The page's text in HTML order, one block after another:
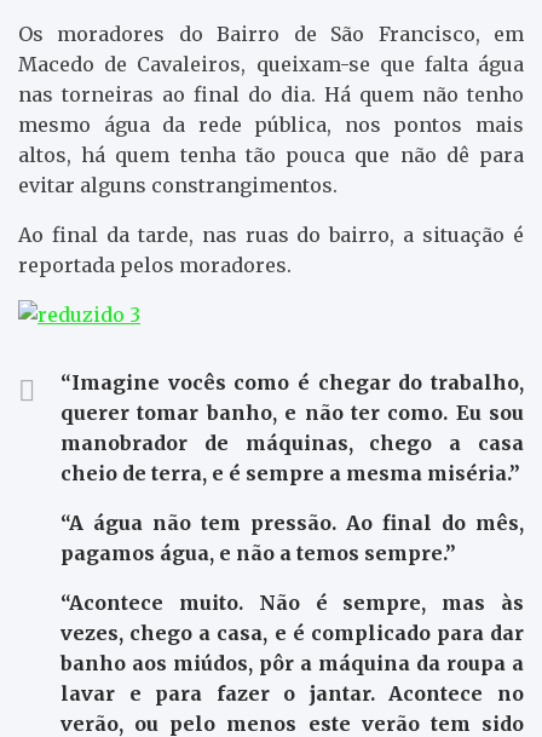
Os moradores do Bairro de São Francisco, em
Macedo de Cavaleiros, queixam-se que falta água
nas torneiras ao final do dia. Há quem não tenho
mesmo água da rede pública, nos pontos mais
altos, há quem tenha tão pouca que não dê para
evitar alguns constrangimentos.
Ao final da tarde, nas ruas do bairro, a situação é
reportada pelos moradores.
“Imagine vocês como é chegar do trabalho,
querer tomar banho, e não ter como. Eu sou
manobrador de máquinas, chego a casa
cheio de terra, e é sempre a mesma miséria.”
“A água não tem pressão. Ao final do mês,
pagamos água, e não a temos sempre.”
“Acontece muito. Não é sempre, mas às
vezes, chego a casa, e é complicado para dar
banho aos miúdos, pôr a máquina da roupa a
lavar e para fazer o jantar. Acontece no
verão, ou pelo menos este verão tem sido